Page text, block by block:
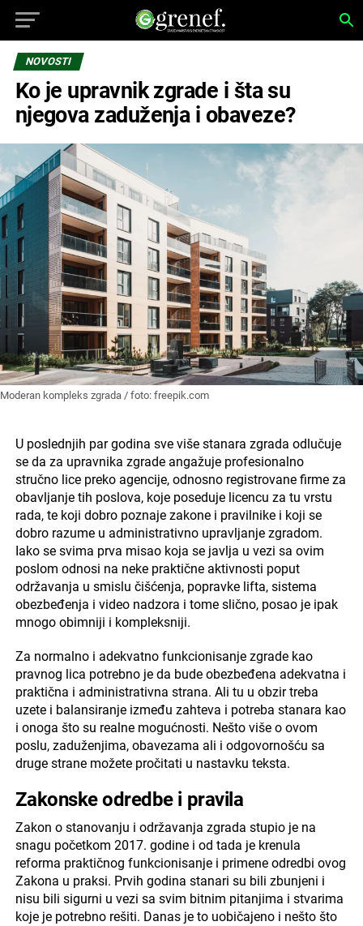
NOVOSTI
Ko je upravnik zgrade i šta su
njegova zaduženja i obaveze?
Moderan kompleks zgrada / foto: freepik.com
U poslednjih par godina sve više stanara zgrada odlučuje
se da za upravnika zgrade angažuje profesionalno
stručno lice preko agencije, odnosno registrovane firme za
obavljanje tih poslova, koje poseduje licencu za tu vrstu
rada, te koji dobro poznaje zakone i pravilnike i koji se
dobro razume u administrativno upravljanje zgradom.
Iako se svima prva misao koja se javlja u vezi sa ovim
poslom odnosi na neke praktične aktivnosti poput
održavanja u smislu čišćenja, popravke lifta, sistema
obezbeđenja i video nadzora i tome slično, posao je ipak
mnogo obimniji i kompleksniji.
Za normalno i adekvatno funkcionisanje zgrade kao
pravnog lica potrebno je da bude obezbeđena adekvatna i
praktična i administrativna strana. Ali tu u obzir treba
uzete i balansiranje između zahteva i potreba stanara kao
i onoga što su realne mogućnosti. Nešto više o ovom
poslu, zaduženjima, obavezama ali i odgovornošću sa
druge strane možete pročitati u nastavku teksta.
Zakonske odredbe i pravila
Zakon o stanovanju i održavanja zgrada stupio je na
snagu početkom 2017. godine i od tada je krenula
reforma praktičnog funkcionisanje i primene odredbi ovog
Zakona u praksi. Prvih godina stanari su bili zbunjeni i
nisu bili sigurni u vezi sa svim bitnim pitanjima i stvarima
koje je potrebno rešiti. Danas je to uobičajeno i nešto što